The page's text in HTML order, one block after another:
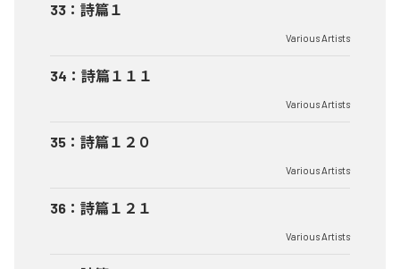
33 ： 詩篇１
Various Artists
34 ： 詩篇１１１
Various Artists
35 ： 詩篇１２０
Various Artists
36 ： 詩篇１２１
Various Artists